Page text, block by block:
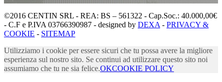
©2016 CENTIN SRL - REA: BS – 561322 - Cap.Soc.: 40.000,00€
- C.F e P.IVA 03766390987 - designed by DEXA - PRIVACY &
COOKIE - SITEMAP
Utilizziamo i cookie per essere sicuri che tu possa avere la migliore
esperienza sul nostro sito. Se continui ad utilizzare questo sito noi
assumiamo che tu ne sia felice.OKCOOKIE POLICY